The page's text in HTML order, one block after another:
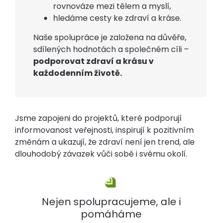
rovnováze mezi tělem a myslí,
hledáme cesty ke zdraví a kráse.
Naše spolupráce je založena na důvěře,
sdílených hodnotách a společném cíli –
podporovat zdraví a krásu v
každodenním životě.
Jsme zapojeni do projektů, které podporují
informovanost veřejnosti, inspirují k pozitivním
změnám a ukazují, že zdraví není jen trend, ale
dlouhodobý závazek vůči sobě i svému okolí.
Nejen spolupracujeme, ale i
pomáháme